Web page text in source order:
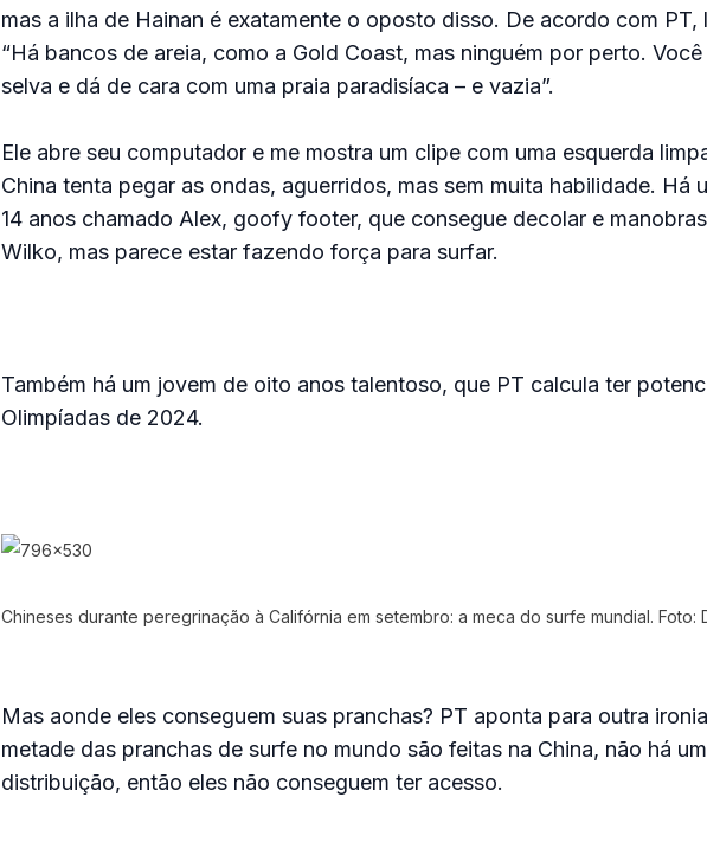
mas a ilha de Hainan é exatamente o oposto disso. De acordo com PT,
“Há bancos de areia, como a Gold Coast, mas ninguém por perto.
selva e dá de cara com uma praia paradisíaca – e vazia”.
Ele abre seu computador e me mostra um clipe com uma esquerda
China tenta pegar as ondas, aguerridos, mas sem muita habilidade. Há
14 anos chamado Alex, goofy footer, que consegue decolar e
Wilko, mas parece estar fazendo força para surfar.
Também há um jovem de oito anos talentoso, que PT calcula ter
Olimpíadas de 2024.
Chineses durante peregrinação à Califórnia em setembro: a meca do surfe mundial. Foto:
Mas aonde eles conseguem suas pranchas? PT aponta para outra
metade das pranchas de surfe no mundo são feitas na China, não há
distribuição, então eles não conseguem ter acesso.